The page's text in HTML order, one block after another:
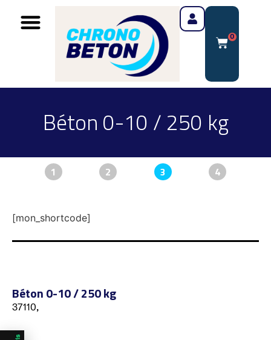
0
Béton 0-10 / 250 kg
1 2 3 4
[mon_shortcode]
Béton 0-10 / 250 kg
37110,